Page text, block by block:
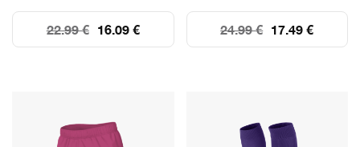
16.09 €
22.99 € 17.49 €
24.99 €